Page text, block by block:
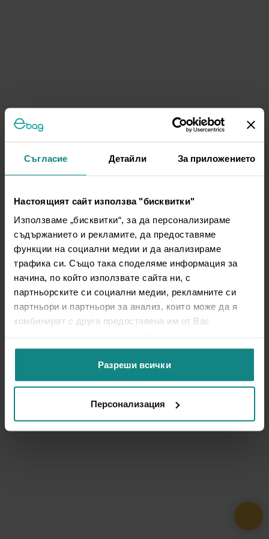
Съгласие Детайли За приложението
Настоящият сайт използва "бисквитки"
Използваме „бисквитки“, за да персонализираме
съдържанието и рекламите, да предоставяме
функции на социални медии и да анализираме
трафика си. Също така споделяме информация за
начина, по който използвате сайта ни, с
партньорските си социални медии, рекламните си
партньори и партньори за анализ, които може да я
комбинират с друга предоставена им от Вас
ползването от Ваша страна на услугите им.
Разреши всички
Персонализация